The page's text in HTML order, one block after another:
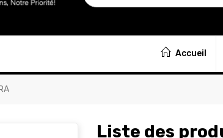
LIVRAISON
Accueil
Liste des